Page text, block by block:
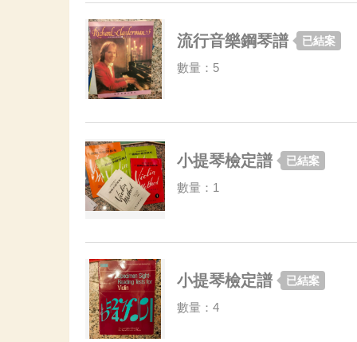
流行音樂鋼琴譜 已結案
數量：5
小提琴檢定譜 已結案
數量：1
小提琴檢定譜 已結案
數量：4